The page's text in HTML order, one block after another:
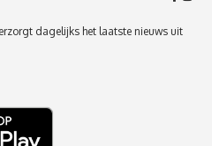
dagelijks het laatste nieuws uit